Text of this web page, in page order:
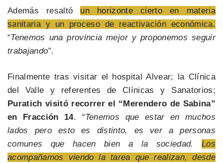
Además resaltó un horizonte cierto en materia
sanitaria y un proceso de reactivación económica.
“Tenemos una provincia mejor y proponemos seguir
trabajando”.
Finalmente tras visitar el hospital Alvear; la Clínica
del Valle y referentes de Clínicas y Sanatorios;
Puratich visitó recorrer el “Merendero de Sabina”
en Fracción 14. “Tenemos que estar en muchos
lados pero esto es distinto, es ver a personas
comunes que hacen bien a la sociedad. Los
acompañamos viendo la tarea que realizan, desde